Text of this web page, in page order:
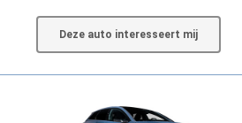
Deze auto interesseert mij